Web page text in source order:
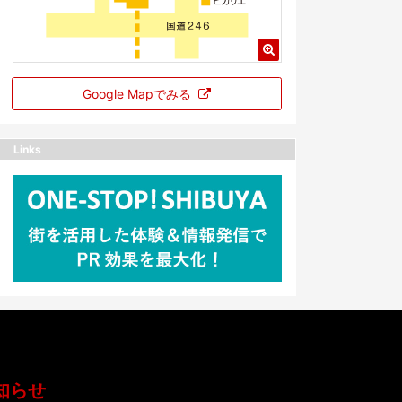
Google Mapでみる
Links
らせ